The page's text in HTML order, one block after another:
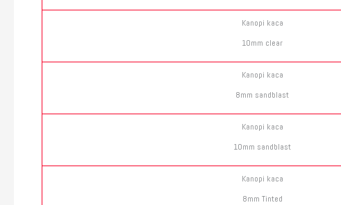
Kanopi kaca
10mm clear
Kanopi kaca
8mm sandblast
Kanopi kaca
10mm sandblast
Kanopi kaca
8mm Tinted